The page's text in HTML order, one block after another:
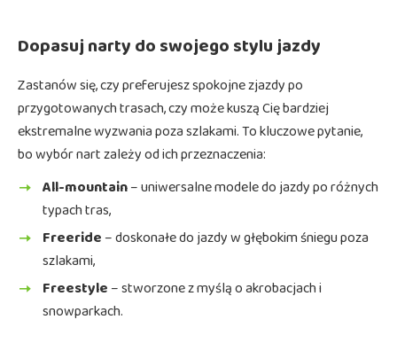
Dopasuj narty do swojego stylu jazdy
Zastanów się, czy preferujesz spokojne zjazdy po
przygotowanych trasach, czy może kuszą Cię bardziej
ekstremalne wyzwania poza szlakami. To kluczowe pytanie,
bo wybór nart zależy od ich przeznaczenia:
All-mountain– uniwersalne modele do jazdy po różnych
typach tras,
Freeride – doskonałe do jazdy w głębokim śniegu poza
szlakami,
Freestyle – stworzone z myślą o akrobacjach i
snowparkach.